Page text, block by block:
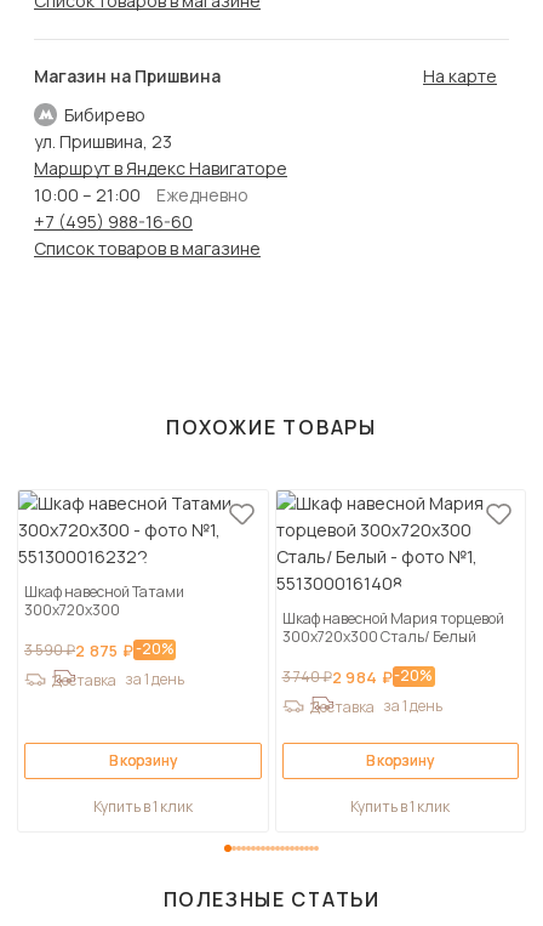
Магазин на Пришвина
Бибирево
На карте
ул. Пришвина, 23
Маршрут в Яндекс Навигаторе
10:00 – 21:00
Ежедневно
+7 (495) 988-16-60
Список товаров в магазине
ПОХОЖИЕ ТОВАРЫ
Шкаф навесной Татами
300х720х300
3 590 ₽2 875 ₽-20%
Доставка за 1 день
В корзину
Купить в 1 клик
Шкаф навесной Мария торцевой
300х720х300 Сталь/ Белый
3 740 ₽2 984 ₽-20%
Доставка за 1 день
В корзину
Купить в 1 клик
ПОЛЕЗНЫЕ СТАТЬИ